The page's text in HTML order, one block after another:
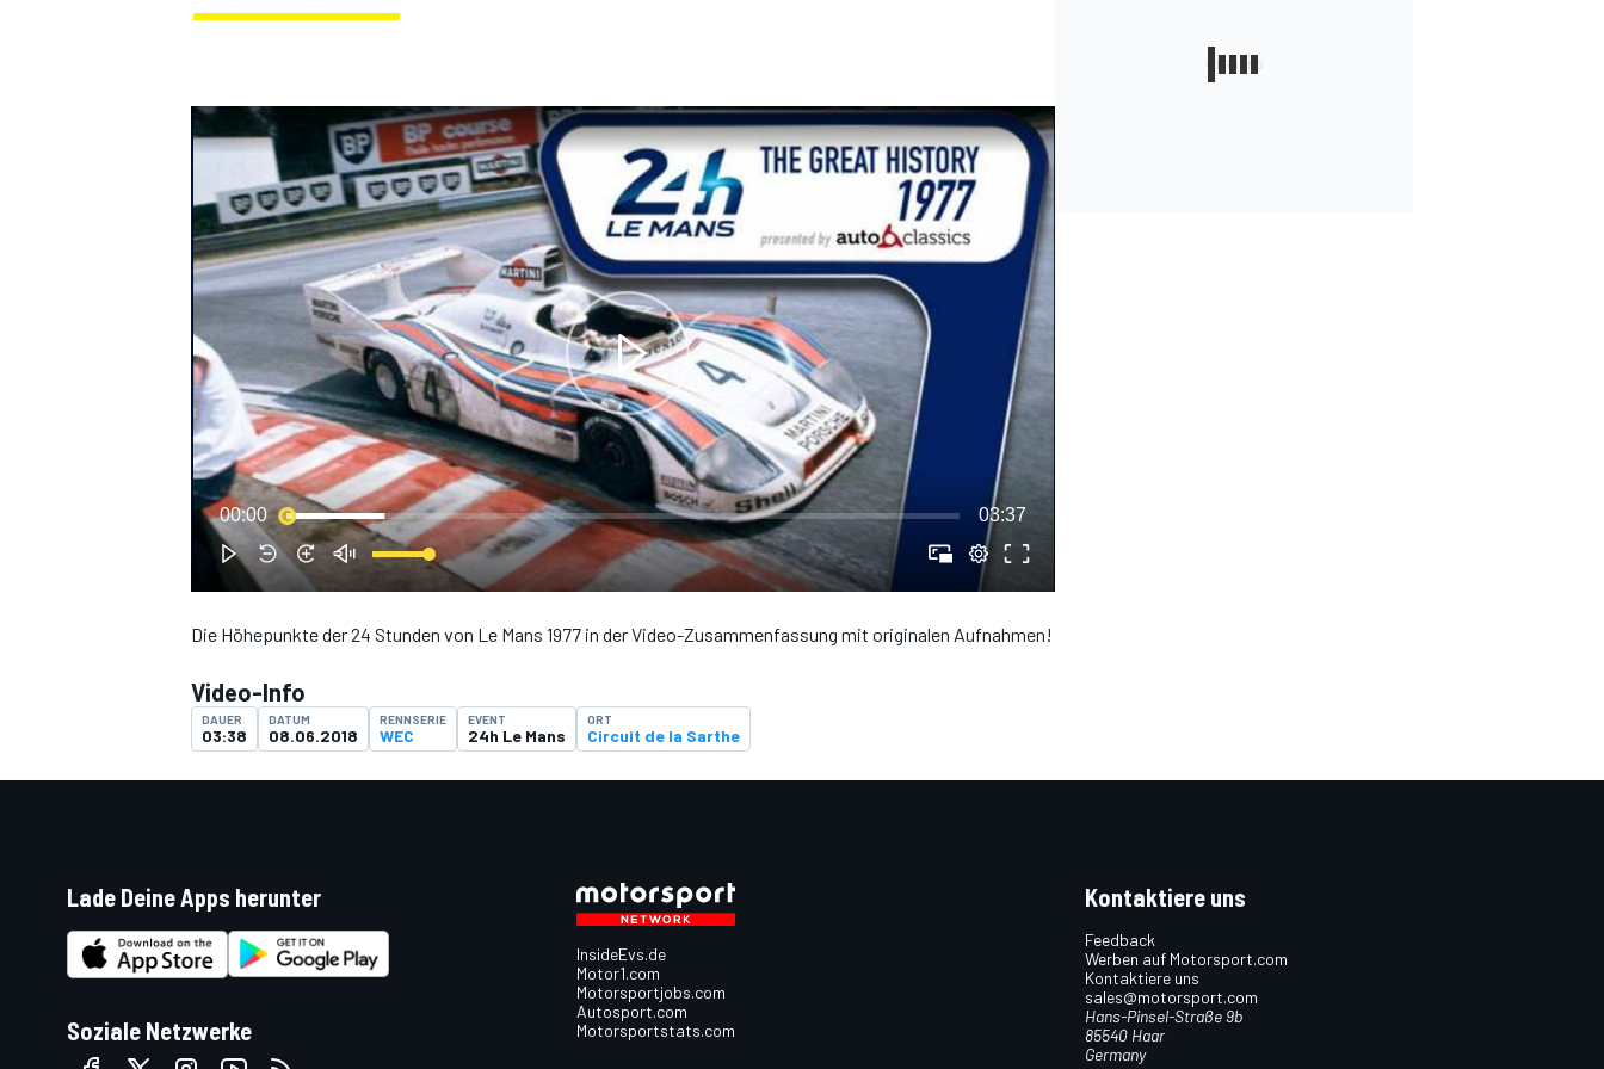
MOTOGP
DTM
00:00 03:37
Die Höhepunkte der 24 Stunden von Le Mans 1977 in der Video-Zusammenfassung mit originalen Aufnahmen!
Video-Info
DAUER
03:38
DATUM
08.06.2018
RENNSERIE
WEC
EVENT
24h Le Mans
ORT
Circuit de la Sarthe
Lade Deine Apps herunter
Soziale Netzwerke
InsideEvs.de
Motor1.com
Motorsportjobs.com
Autosport.com
Motorsportstats.com
Kontaktiere uns
Feedback
Werben auf Motorsport.com
Kontaktiere uns
sales@motorsport.com
Hans-Pinsel-Straße 9b
85540 Haar
Germany